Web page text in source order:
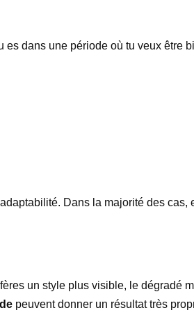
dans une période où tu veux être
Dans la majorité des cas,
un style plus visible, le dégradé
peuvent donner un résultat très